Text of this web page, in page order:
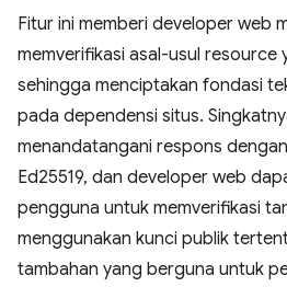
Fitur ini memberi developer web
memverifikasi asal-usul resource
sehingga menciptakan fondasi
pada dependensi situs.
menandatangani respons
Ed25519, dan developer web
pengguna untuk memverifikasi
menggunakan kunci publik
tambahan yang berguna untuk